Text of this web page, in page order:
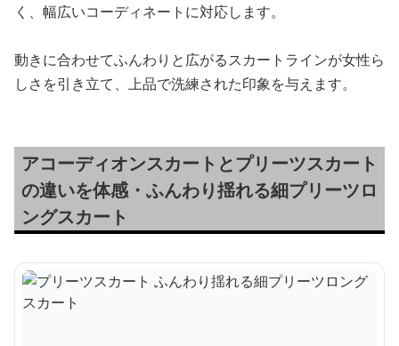
く、幅広いコーディネートに対応します。
動きに合わせてふんわりと広がるスカートラインが女性ら
しさを引き立て、上品で洗練された印象を与えます。
アコーディオンスカートとプリーツスカート
の違いを体感・ふんわり揺れる細プリーツロ
ングスカート